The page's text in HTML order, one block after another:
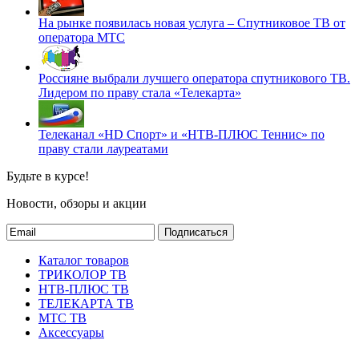
На рынке появилась новая услуга – Спутниковое ТВ от
оператора МТС
Россияне выбрали лучшего оператора спутникового ТВ.
Лидером по праву стала «Телекарта»
Телеканал «HD Спорт» и «НТВ-ПЛЮС Теннис» по
праву стали лауреатами
Будьте в курсе!
Новости, обзоры и акции
Подписаться
Каталог товаров
ТРИКОЛОР ТВ
НТВ-ПЛЮС ТВ
ТЕЛЕКАРТА ТВ
МТС ТВ
Аксессуары